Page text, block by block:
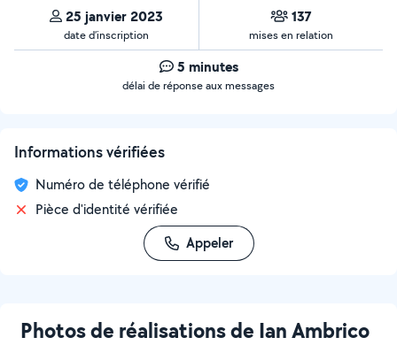
25 janvier 2023
date d’inscription
137
mises en relation
5 minutes
délai de réponse aux messages
Informations vérifiées
Numéro de téléphone vérifié
Pièce d'identité vérifiée
Appeler
Photos de réalisations de Ian Ambrico